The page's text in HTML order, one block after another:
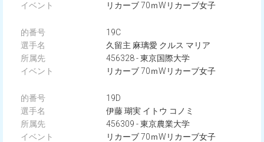
リカーブ 70ｍWリカーブ女子
19C
久留主 麻璃愛 クルス マリア
456328 - 東京国際大学
リカーブ 70ｍWリカーブ女子
19D
伊藤 瑚実 イトウ コノミ
456309 - 東京農業大学
リカーブ 70ｍWリカーブ女子